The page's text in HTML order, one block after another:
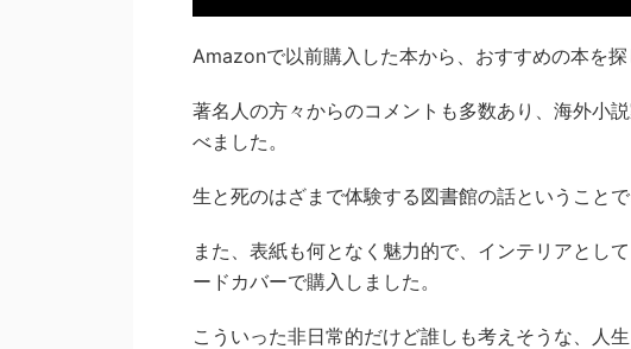
Amazonで以前購入した本から、おすすめの本を探
著名人の方々からのコメントも多数あり、海外小
べました。
生と死のはざまで体験する図書館の話ということ
また、表紙も何となく魅力的で、インテリアとし
ードカバーで購入しました。
こういった非日常的だけど誰しも考えそうな、人